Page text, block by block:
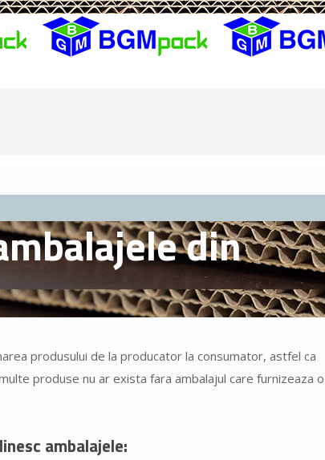
din
produsului de la producator la consumator, astfel ca
produse nu ar exista fara ambalajul care furnizeaza o
ambalajele: